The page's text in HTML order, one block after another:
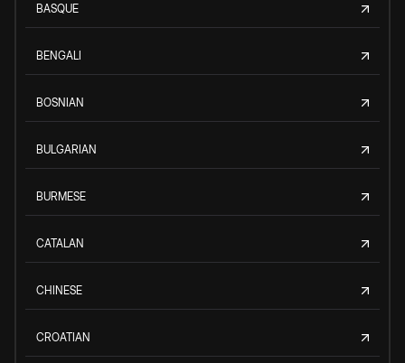
BASQUE
BENGALI
BOSNIAN
BULGARIAN
BURMESE
CATALAN
CHINESE
CROATIAN